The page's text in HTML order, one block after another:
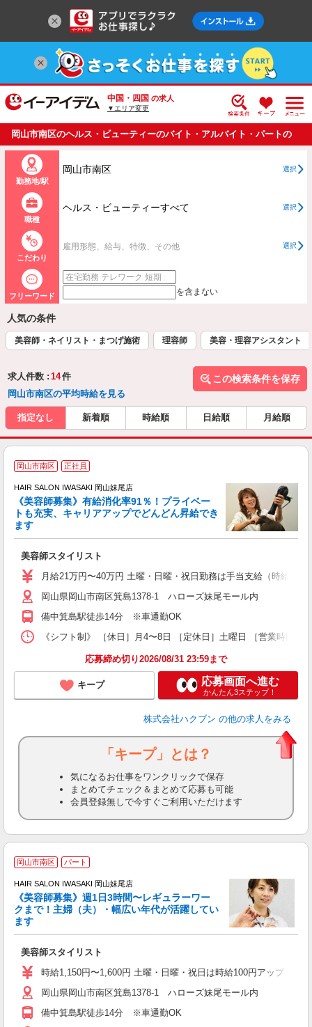
中国・四国 の求人
▼エリア変更
岡山市南区のヘルス・ビューティーのバイト・アルバイト・パートの
求人情報一覧
勤務地/駅
岡山市南区 選択
職種
ヘルス・ビューティーすべて 選択
こだわり
雇用形態、給与、特徴、その他 選択
フリーワード を含まない
人気の条件
美容師・ネイリスト・まつげ施術 理容師 美容・理容アシスタント
求人件数 : 14件
岡山市南区の平均時給を見る
この検索条件を保存
指定なし 新着順 時給順 日給順 月給順
岡山市南区 正社員
HAIR SALON IWASAKI 岡山妹尾店
《美容師募集》有給消化率91％！プライベー
トも充実、キャリアアップでどんどん昇給でき
ます
美容師スタイリスト
月給21万円〜40万円 土曜・日曜・祝日勤務は手当支給（時給換
岡山県岡山市南区箕島1378-1 ハローズ妹尾モール内
備中箕島駅徒歩14分 ※車通勤OK
《シフト制》 ［休日］月4〜8日 ［定休日］土曜日 ［営業時
応募締め切り2026/08/31 23:59まで
キープ 応募画面へ進む
かんたん3ステップ！
株式会社ハクブン の他の求人をみる
「キープ」とは？
気になるお仕事をワンクリックで保存
まとめてチェック＆まとめて応募も可能
会員登録無しで今すぐご利用いただけます
岡山市南区 パート
HAIR SALON IWASAKI 岡山妹尾店
《美容師募集》週1日3時間〜レギュラーワー
クまで！主婦（夫）・幅広い年代が活躍してい
ます
美容師スタイリスト
時給1,150円〜1,600円 土曜・日曜・祝日は時給100円アップ ※資
岡山県岡山市南区箕島1378-1 ハローズ妹尾モール内
備中箕島駅徒歩14分 ※車通勤OK